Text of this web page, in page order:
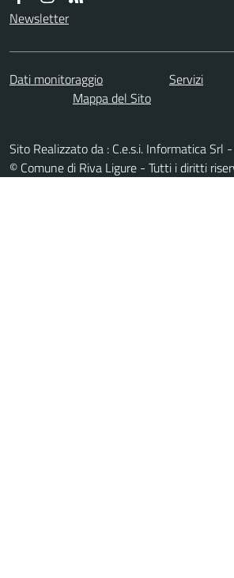
Newsletter
Dati monitoraggio Servizi
Mappa del Sito
Sito Realizzato da : C.e.s.i. Informatica Srl
© Comune di Riva Ligure - Tutti i diritti